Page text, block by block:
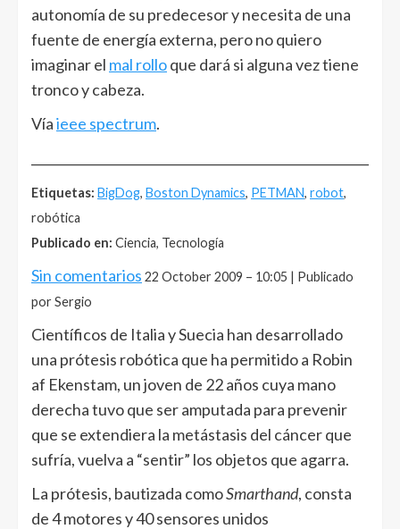
autonomía de su predecesor y necesita de una
fuente de energía externa, pero no quiero
imaginar el mal rolloque dará si alguna vez tiene
tronco y cabeza.
Víaieee spectrum.
Etiquetas: BigDog, Boston Dynamics, PETMAN, robot,
robótica
Publicado en: Ciencia, Tecnología
Sin comentarios 22 October 2009 – 10:05 | Publicado
por Sergio
Científicos de Italia y Suecia han desarrollado
una prótesis robótica que ha permitido a Robin
af Ekenstam, un joven de 22 años cuya mano
derecha tuvo que ser amputada para prevenir
que se extendiera la metástasis del cáncer que
sufría, vuelva a “sentir” los objetos que agarra.
La prótesis, bautizada comoSmarthand, consta
de 4 motores y 40 sensores unidos